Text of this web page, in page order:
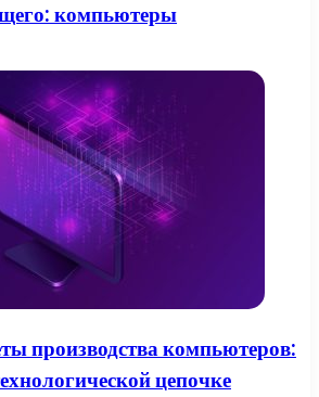
компьютеры
производства компьютеров:
цепочке